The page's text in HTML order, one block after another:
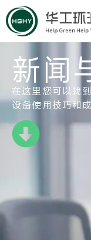
新闻
在这里您可以找
设备使用技巧和